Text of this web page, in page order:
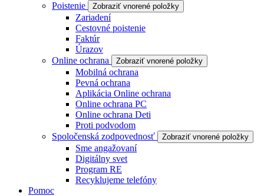
Poistenie
Zobraziť vnorené položky
Zariadení
Cestovné poistenie
Faktúr
Úrazov
Online ochrana
Zobraziť vnorené položky
Mobilná ochrana
Pevná ochrana
Aplikácia Online ochrana
Online ochrana PC
Online ochrana Deti
Proti podvodom
Spoločenská zodpovednosť
Zobraziť vnorené položky
Sme angažovaní
Digitálny svet
Program RE
Recyklujeme telefóny
Pomoc